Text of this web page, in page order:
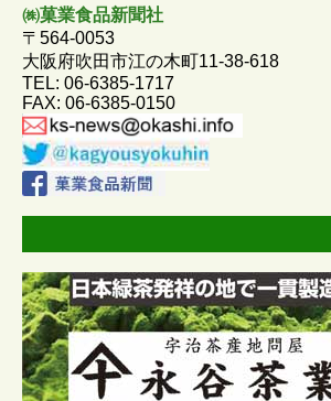
o
k e
㈱菓業食品新聞社
〒564-0053
大阪府吹田市江の木町11-38-618
TEL: 06-6385-1717
FAX: 06-6385-0150